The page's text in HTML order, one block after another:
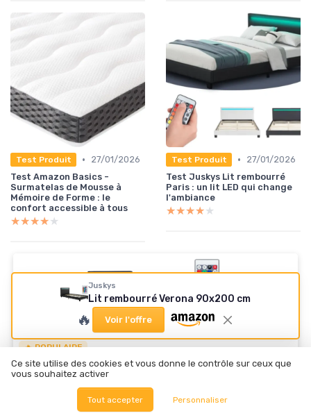
Test Produit •
27/01/2026
Test Amazon Basics -
Surmatelas de Mousse à
Mémoire de Forme : le
confort accessible à tous
★★★★★
★★★★★
Test Produit •
27/01/2026
Test Juskys Lit rembourré
Paris : un lit LED qui change
l'ambiance
★★★★★
★★★★★
🔥 POPULAIRE
JUSKYS
Lit rembourré Verona 90x200 cm avec sommier à
Lattes, éclairage LED et tête de lit, Cadre de lit
avec revêtement en Similicuir, 1 Personne, Noir
Juskys
Lit rembourré Verona 90x200 cm
🔥 Voir l'offre
Ce site utilise des cookies et vous donne le contrôle sur ceux que
vous souhaitez activer
Tout accepter Personnaliser